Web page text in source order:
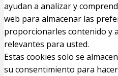
ayudan a analizar y
web para almacenar las
proporcionarles contenido y
relevantes para usted.
Estas cookies solo se
su consentimiento para